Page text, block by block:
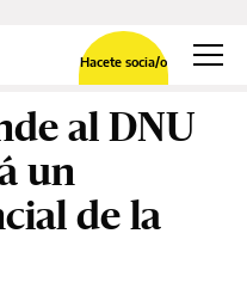
Hacete socia/o
al DNU
un
de la